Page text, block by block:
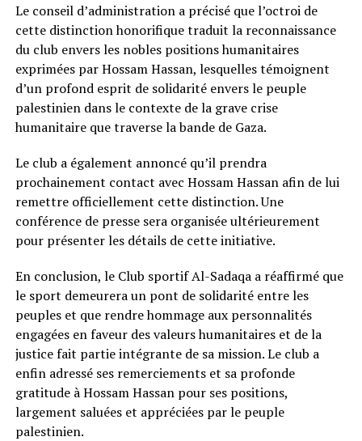
Le conseil d’administration a précisé que l’octroi de
cette distinction honorifique traduit la reconnaissance
du club envers les nobles positions humanitaires
exprimées par Hossam Hassan, lesquelles témoignent
d’un profond esprit de solidarité envers le peuple
palestinien dans le contexte de la grave crise
humanitaire que traverse la bande de Gaza.
Le club a également annoncé qu’il prendra
prochainement contact avec Hossam Hassan afin de lui
remettre officiellement cette distinction. Une
conférence de presse sera organisée ultérieurement
pour présenter les détails de cette initiative.
En conclusion, le Club sportif Al-Sadaqa a réaffirmé que
le sport demeurera un pont de solidarité entre les
peuples et que rendre hommage aux personnalités
engagées en faveur des valeurs humanitaires et de la
justice fait partie intégrante de sa mission. Le club a
enfin adressé ses remerciements et sa profonde
gratitude à Hossam Hassan pour ses positions,
largement saluées et appréciées par le peuple
palestinien.